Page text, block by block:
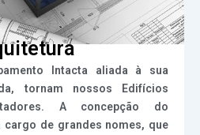
Intacta aliada à sua
tornam nossos Edifícios
A concepção do
cargo de grandes nomes, que